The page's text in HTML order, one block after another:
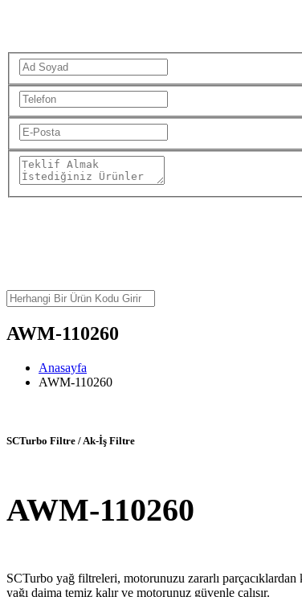
AWM-110260
Anasayfa
AWM-110260
SCTurbo Filtre / Ak-İş Filtre
AWM-110260
SCTurbo yağ filtreleri, motorunuzu zararlı
yağı daima temiz kalır ve motorunuz güvenle çalışır.